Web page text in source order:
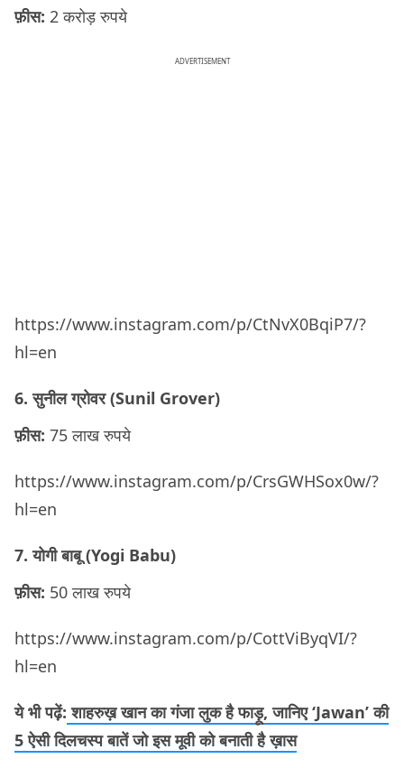
फ़ीस: 2 करोड़ रुपये
ADVERTISEMENT
https://www.instagram.com/p/CtNvX0BqiP7/?
hl=en
6. सुनील ग्रोवर (Sunil Grover)
फ़ीस: 75 लाख रुपये
https://www.instagram.com/p/CrsGWHSox0w/?
hl=en
7. योगी बाबू (Yogi Babu)
फ़ीस: 50 लाख रुपये
https://www.instagram.com/p/CottViByqVI/?
hl=en
ये भी पढ़ें: शाहरुख़ खान का गंजा लुक है फाड़ू, जानिए ‘Jawan’ की
5 ऐसी दिलचस्प बातें जो इस मूवी को बनाती है ख़ास